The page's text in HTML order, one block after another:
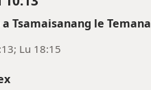
Tsamaisanang le Temana
Lu 18:15